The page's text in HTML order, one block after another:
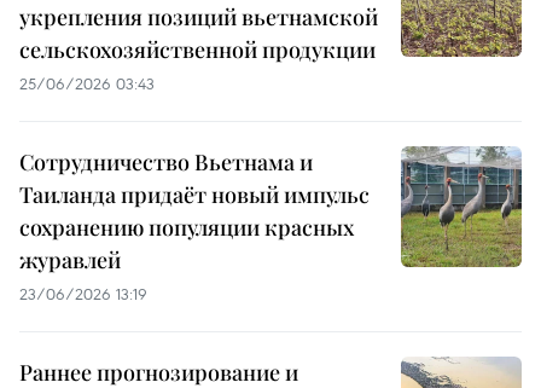
укрепления позиций вьетнамской
сельскохозяйственной продукции
25/06/2026 03:43
Сотрудничество Вьетнама и
Таиланда придаёт новый импульс
сохранению популяции красных
журавлей
23/06/2026 13:19
Раннее прогнозирование и